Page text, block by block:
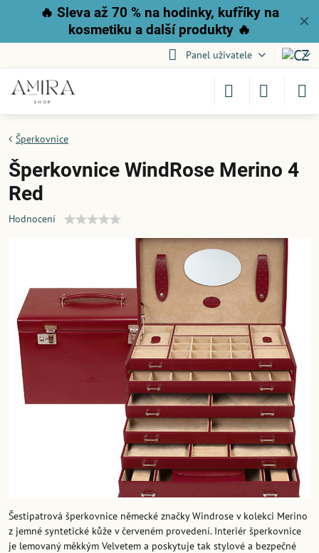
✕
🔥 Sleva až 70 % na hodinky, kufříky na
kosmetiku a další produkty 🔥
Panel uživatele
Šperkovnice
Šperkovnice WindRose Merino 4
Red
Hodnocení
Šestipatrová šperkovnice německé značky Windrose v kolekci Merino
z jemné syntetické kůže v červeném provedení. Interiér šperkovnice
je lemovaný měkkým Velvetem a poskytuje tak stylové a bezpečné